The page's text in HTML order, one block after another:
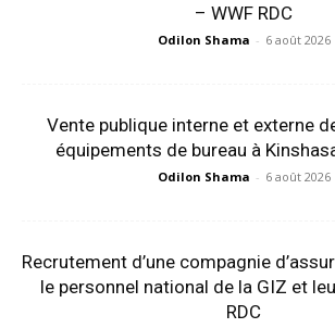
– WWF RDC
Odilon Shama - 6 août 2026
Vente publique interne et externe
équipements de bureau à
Odilon Shama - 6 août 2026
Recrutement d’une compagnie
le personnel national de la GIZ et
RDC